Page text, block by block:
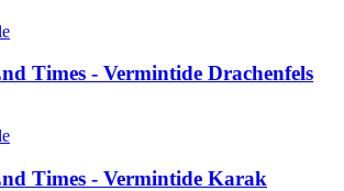
Times - Vermintide Drachenfels
Times - Vermintide Karak